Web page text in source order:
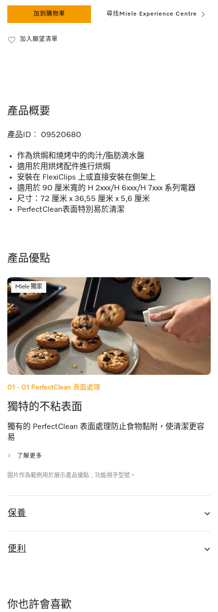
加到購物車 尋找Miele Experience Centre
加入願望清單
產品概要
產品ID︰ 09520680
作為烘焗和燒烤中的肉汁/脂肪滴水盤
適用於用烘烤配件進行烘焗
安裝在 FlexiClips 上或直接安裝在側架上
適用於 90 厘米寬的 H 2xxx/H 6xxx/H 7xxx 系列電器
尺寸：72 厘米 x 36,55 厘米 x 5,6 厘米
PerfectClean表面特別易於清潔
產品優點
Miele 獨家
01 - 01 PerfectClean 表面處理
獨特的不粘表面
獨有的 PerfectClean 表面處理防止食物黏附，使清潔更容
易
了解更多
圖片作為範例用於展示產品優點﹐功能視乎型號。
保養
便利
你也許會喜歡